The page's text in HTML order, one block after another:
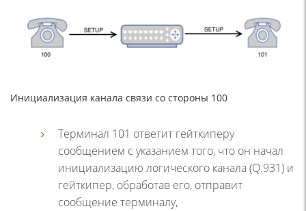
Инициализация канала связи со стороны 100
Терминал 101 ответит гейткиперу
сообщением с указанием того, что он начал
инициализацию логического канала (Q.931) и
гейткипер, обработав его, отправит
сообщение терминалу,